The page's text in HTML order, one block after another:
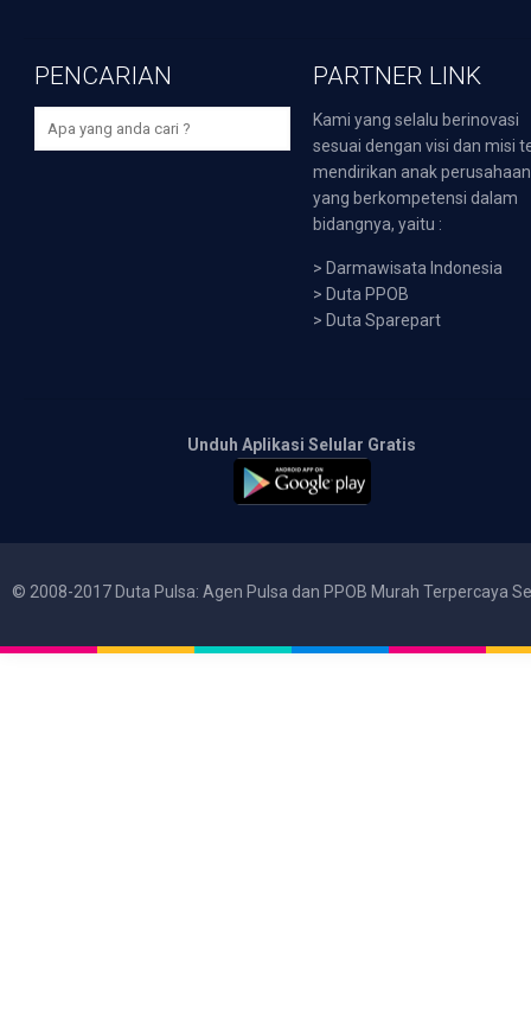
PENCARIAN PARTNER LINK
Kami yang selalu berinovasi
sesuai dengan visi dan misi
mendirikan anak perusahaan
yang berkompetensi dalam
bidangnya, yaitu :
> Darmawisata Indonesia
> Duta PPOB
> Duta Sparepart
Unduh Aplikasi Selular Gratis
© 2008-2017 Duta Pulsa: Agen Pulsa dan PPOB Murah Terpercaya